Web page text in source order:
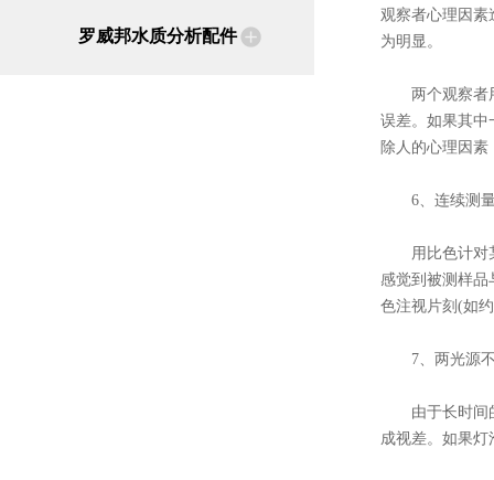
罗威邦水质分析配件
观察者心理因素
为明显。
两个观察者用
误差。如果其中
除人的心理因
6、连续测量
用比色计对某
感觉到被测样
色注视片刻(如
7、两光源不
由于长时间的
成视差。如果